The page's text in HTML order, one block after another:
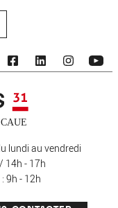
lundi au vendredi
14h - 17h
9h - 12h